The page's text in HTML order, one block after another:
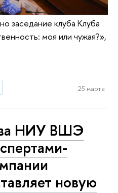
заседание клуба Клуба
моя или чужая?»,
25 марта
НИУ ВШЭ
новую